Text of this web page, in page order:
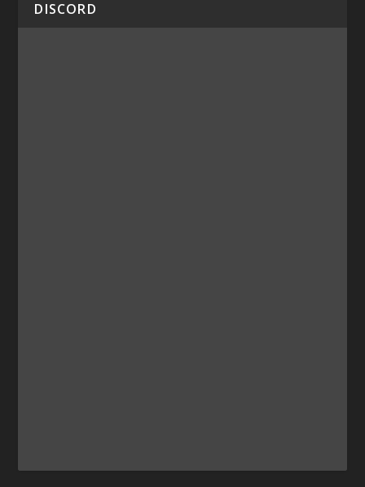
DISCORD